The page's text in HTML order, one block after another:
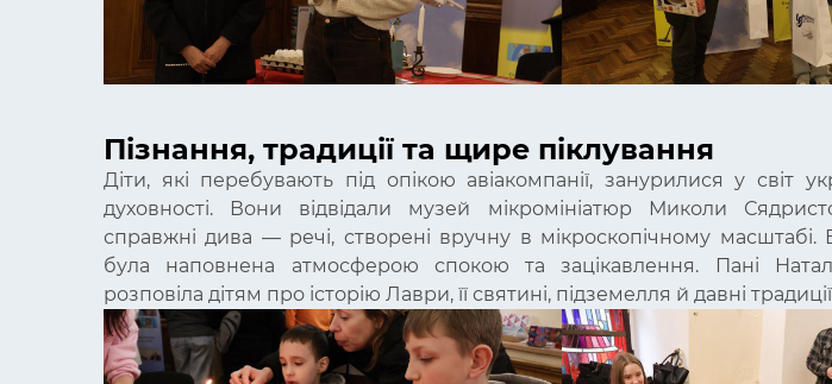
Пізнання, традиції та щире піклування
Діти, які перебувають під опікою авіакомпанії, занурилися у світ
духовності. Вони відвідали музей мікромініатюр Миколи
справжні дива — речі, створені вручну в мікроскопічному масштабі.
була наповнена атмосферою спокою та зацікавлення. Пані
розповіла дітям про історію Лаври, її святині, підземелля й давні